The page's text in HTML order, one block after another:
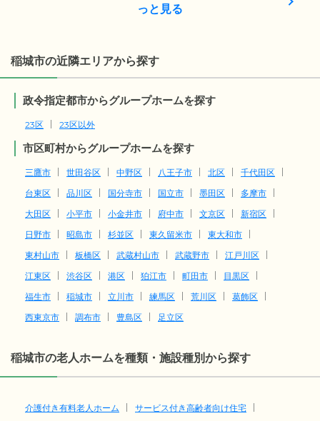
っと見る
稲城市の近隣エリアから探す
政令指定都市からグループホームを探す
23区 23区以外
市区町村からグループホームを探す
三鷹市 世田谷区 中野区 八王子市 北区
千代田区
台東区
品川区 国分寺市 国立市 墨田区
多摩市
大田区
小平市 小金井市 府中市 文京区
新宿区
日野市
昭島市 杉並区 東久留米市
東大和市
東村山市
板橋区 武蔵村山市 武蔵野市
江戸川区
江東区
渋谷区 港区 狛江市 町田市
目黒区
福生市
稲城市 立川市 練馬区 荒川区
葛飾区
西東京市
調布市 豊島区 足立区
稲城市の老人ホームを種類・施設種別から探す
介護付き有料老人ホーム
サービス付き高齢者向け住宅